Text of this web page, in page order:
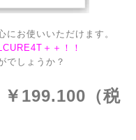
お使いいただけます。
＋＋！！
でしょうか？
199.100（税